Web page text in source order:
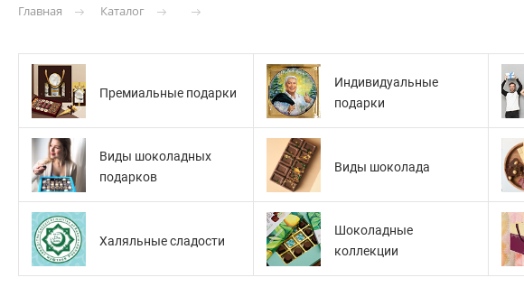
Главная Каталог
Премиальные подарки
Индивидуальные
подарки
Виды шоколадных
подарков
Виды шоколада
Халяльные сладости
Шоколадные
коллекции